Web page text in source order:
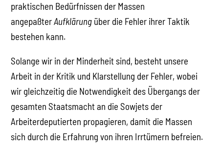
praktischen Bedürfnissen der Massen
angepaßterAufklärung über die Fehler ihrer Taktik
bestehen kann.
Solange wir in der Minderheit sind, besteht unsere
Arbeit in der Kritik und Klarstellung der Fehler, wobei
wir gleichzeitig die Notwendigkeit des Übergangs der
gesamten Staatsmacht an die Sowjets der
Arbeiterdeputierten propagieren, damit die Massen
sich durch die Erfahrung von ihren Irrtümern befreien.